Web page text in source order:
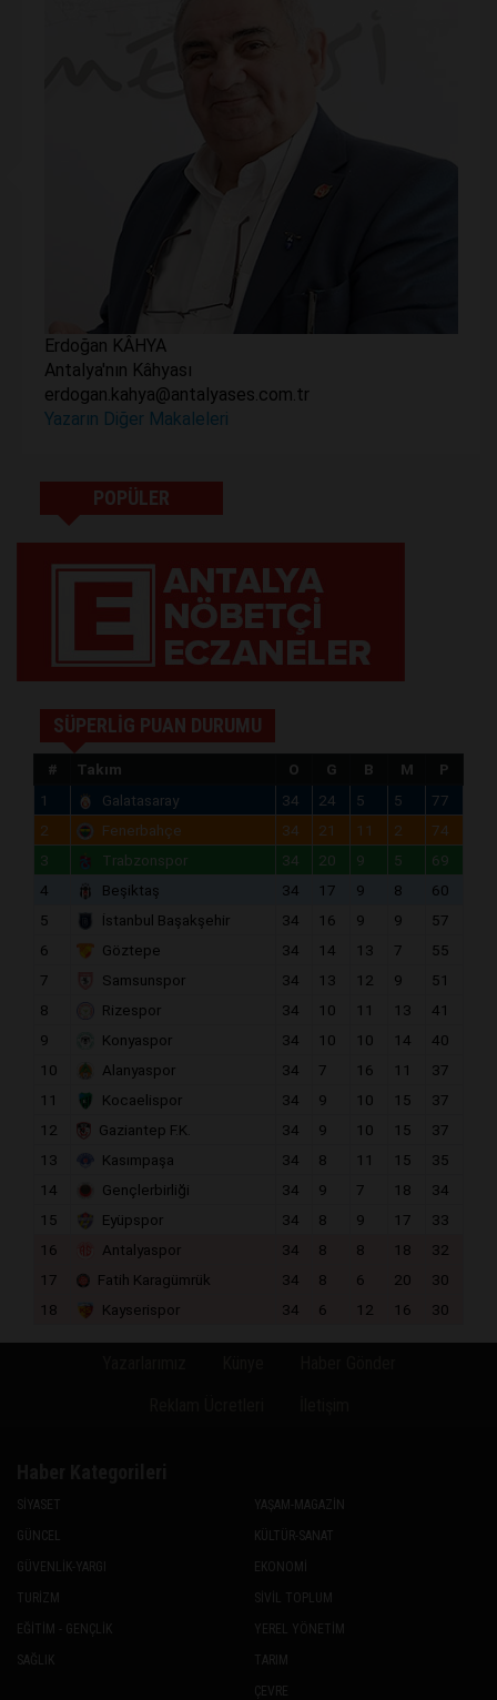
Erdoğan KÂHYA
Antalya'nın Kâhyası
erdogan.kahya@antalyases.com.tr
Yazarın Diğer Makaleleri
POPÜLER
SÜPERLİG PUAN DURUMU
# Takım O G B M
P
1
Galatasaray 34 24 5 5
77
2
Fenerbahçe 34 21 11 2
74
3
Trabzonspor 34 20 9 5
69
4
Beşiktaş 34 17 9 8
60
5
İstanbul Başakşehir 34 16 9 9
57
6
Göztepe 34 14 13 7
55
7
Samsunspor 34 13 12 9
51
8
Rizespor 34 10 11 13
41
9
Konyaspor 34 10 10 14
40
10
Alanyaspor 34 7 16 11
37
11
Kocaelispor 34 9 10 15
37
12
Gaziantep F.K. 34 9 10 15
37
13
Kasımpaşa 34 8 11 15
35
14
Gençlerbirliği 34 9 7 18
34
15
Eyüpspor 34 8 9 17
33
16
Antalyaspor 34 8 8 18
32
17
Fatih Karagümrük 34 8 6 20
30
18
Kayserispor 34 6 12 16 30
SİYASET
GÜNCEL
GÜVENLİK-YARGI
TURİZM
EĞİTİM - GENÇLİK
SAĞLIK
YAŞAM-MAGAZİN
KÜLTÜR-SANAT
EKONOMİ
SİVİL TOPLUM
YEREL YÖNETİM
TARIM
ÇEVRE